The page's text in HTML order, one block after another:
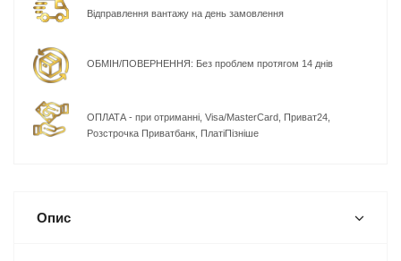
Відправлення вантажу на день замовлення
ОБМІН/ПОВЕРНЕННЯ: Без проблем протягом 14 днів
ОПЛАТА - при отриманні, Visa/MasterCard, Приват24,
Розстрочка Приватбанк, ПлатіПізніше
Опис